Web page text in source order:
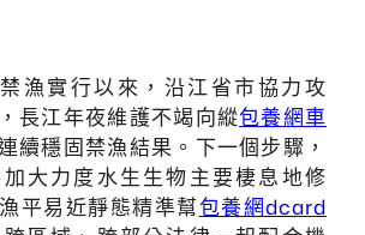
漁實行以來，沿江省市協力攻
長江年夜維護不竭向縱包養網車
續穩固禁漁結果。下一個步驟，
大力度水生生物主要棲息地修
平易近靜態精準幫包養網dcard